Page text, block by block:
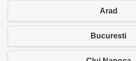
Arad
Bucuresti